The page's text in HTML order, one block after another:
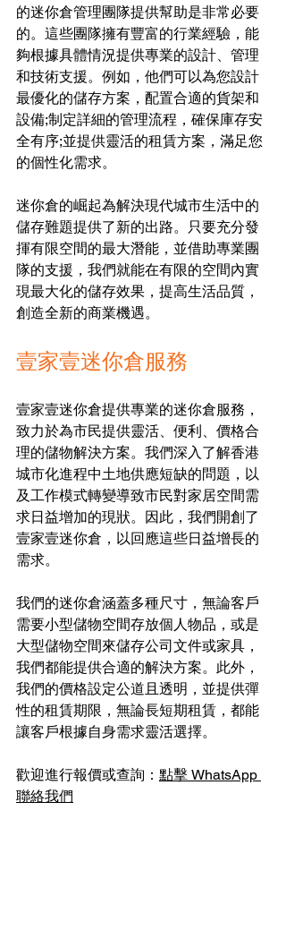
的迷你倉管理團隊提供幫助是非常必要
的。這些團隊擁有豐富的行業經驗，能
夠根據具體情況提供專業的設計、管理
和技術支援。例如，他們可以為您設計
最優化的儲存方案，配置合適的貨架和
設備;制定詳細的管理流程，確保庫存安
全有序;並提供靈活的租賃方案，滿足您
的個性化需求。
迷你倉的崛起為解決現代城市生活中的
儲存難題提供了新的出路。只要充分發
揮有限空間的最大潛能，並借助專業團
隊的支援，我們就能在有限的空間內實
現最大化的儲存效果，提高生活品質，
創造全新的商業機遇。
壹家壹迷你倉服務
壹家壹迷你倉提供專業的迷你倉服務，
致力於為市民提供靈活、便利、價格合
理的儲物解決方案。我們深入了解香港
城市化進程中土地供應短缺的問題，以
及工作模式轉變導致市民對家居空間需
求日益增加的現狀。因此，我們開創了
壹家壹迷你倉，以回應這些日益增長的
需求。
我們的迷你倉涵蓋多種尺寸，無論客戶
需要小型儲物空間存放個人物品，或是
大型儲物空間來儲存公司文件或家具，
我們都能提供合適的解決方案。此外，
我們的價格設定公道且透明，並提供彈
性的租賃期限，無論長短期租賃，都能
讓客戶根據自身需求靈活選擇。
歡迎進行報價或查詢： 點擊 WhatsApp
聯絡我們